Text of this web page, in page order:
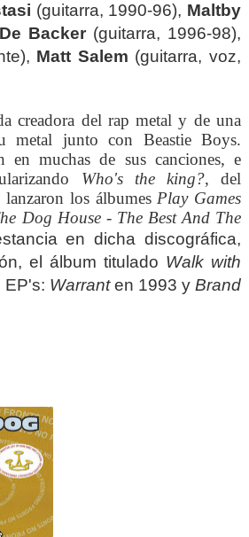
(guitarra, 1990-96), Maltby
Backer(guitarra, 1996-98),
Matt Salem (guitarra, voz,
creadora del rap metal y de una
metal junto con Beastie Boys.
muchas de sus canciones, e
Who's the king?, del
los álbumes Play Games
Dog House - The Best And The
en dicha discográfica,
el álbum titulado Walk with
EP's: Warranten 1993 yBrand